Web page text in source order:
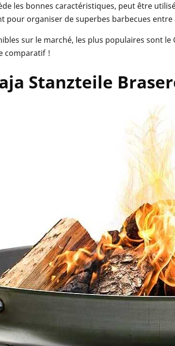
les bonnes caractéristiques, peut être
pour organiser de superbes barbecues entre
sur le marché, les plus populaires sont
comparatif !
Stanzteile